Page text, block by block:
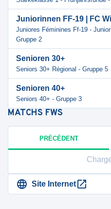
Juniorinnen FF-19 | FC
Juniores Féminines Ff-19 -
Gruppe 2
Senioren 30+
Seniors 30+ Régional - Gruppe 5
Senioren 40+
Seniors 40+ - Gruppe 3
MATCHS FWS
PRÉCÉDENT
Site Internet